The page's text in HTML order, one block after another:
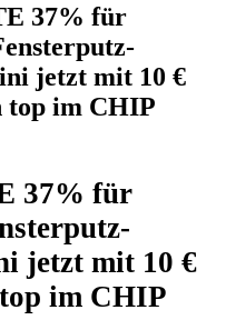
37% für
jetzt mit 10 €
top im CHIP
37% für
jetzt mit 10 €
im CHIP